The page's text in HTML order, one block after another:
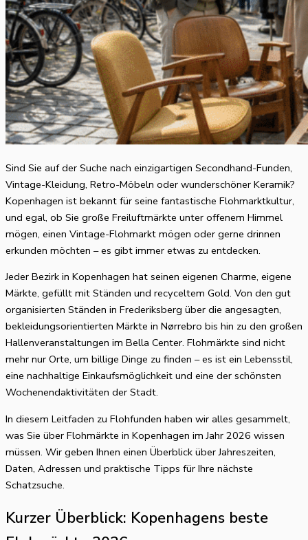
Sind Sie auf der Suche nach einzigartigen Secondhand-Funden,
Vintage-Kleidung, Retro-Möbeln oder wunderschöner Keramik?
Kopenhagen ist bekannt für seine fantastische Flohmarktkultur,
und egal, ob Sie große Freiluftmärkte unter offenem Himmel
mögen, einen Vintage-Flohmarkt mögen oder gerne drinnen
erkunden möchten – es gibt immer etwas zu entdecken.
Jeder Bezirk in Kopenhagen hat seinen eigenen Charme, eigene
Märkte, gefüllt mit Ständen und recyceltem Gold. Von den gut
organisierten Ständen in Frederiksberg über die angesagten,
bekleidungsorientierten Märkte in Nørrebro bis hin zu den großen
Hallenveranstaltungen im Bella Center. Flohmärkte sind nicht
mehr nur Orte, um billige Dinge zu finden – es ist ein Lebensstil,
eine nachhaltige Einkaufsmöglichkeit und eine der schönsten
Wochenendaktivitäten der Stadt.
In diesem Leitfaden zu Flohfunden haben wir alles gesammelt,
was Sie über Flohmärkte in Kopenhagen im Jahr 2026 wissen
müssen. Wir geben Ihnen einen Überblick über Jahreszeiten,
Daten, Adressen und praktische Tipps für Ihre nächste
Schatzsuche.
Kurzer Überblick: Kopenhagens beste